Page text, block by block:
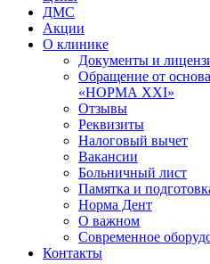
ДМС
Акции
О клинике
Документы и
Обращение от
«НОРМА ХХI»
Отзывы
Реквизиты
Налоговый вычет
Вакансии
Больничный лист
Памятка и
Норма Дент
О важном
Современное
Контакты